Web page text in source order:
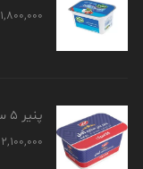
1,800,000
پنیر 5 ستاره آمل کاله
2,100,000